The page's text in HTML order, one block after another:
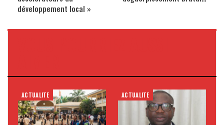
développement local »
ACTUALITE ACTUALITE